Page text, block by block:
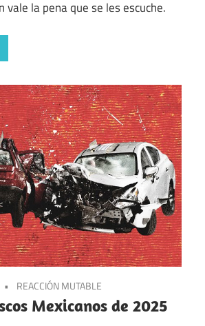
vale la pena que se les escuche.
REACCIÓN MUTABLE
Mexicanos de 2025